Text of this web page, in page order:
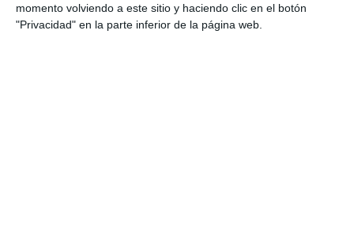
momento volviendo a este sitio y haciendo clic en el botón
"Privacidad" en la parte inferior de la página web.